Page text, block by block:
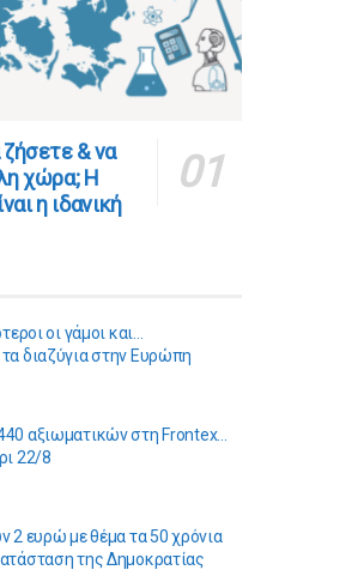
& να
χώρα; Η
η ιδανική
οι γάμοι και…
διαζύγια στην Ευρώπη
αξιωματικών στη Frontex…
22/8
2 ευρώ με θέμα τα 50 χρόνια
της Δημοκρατίας